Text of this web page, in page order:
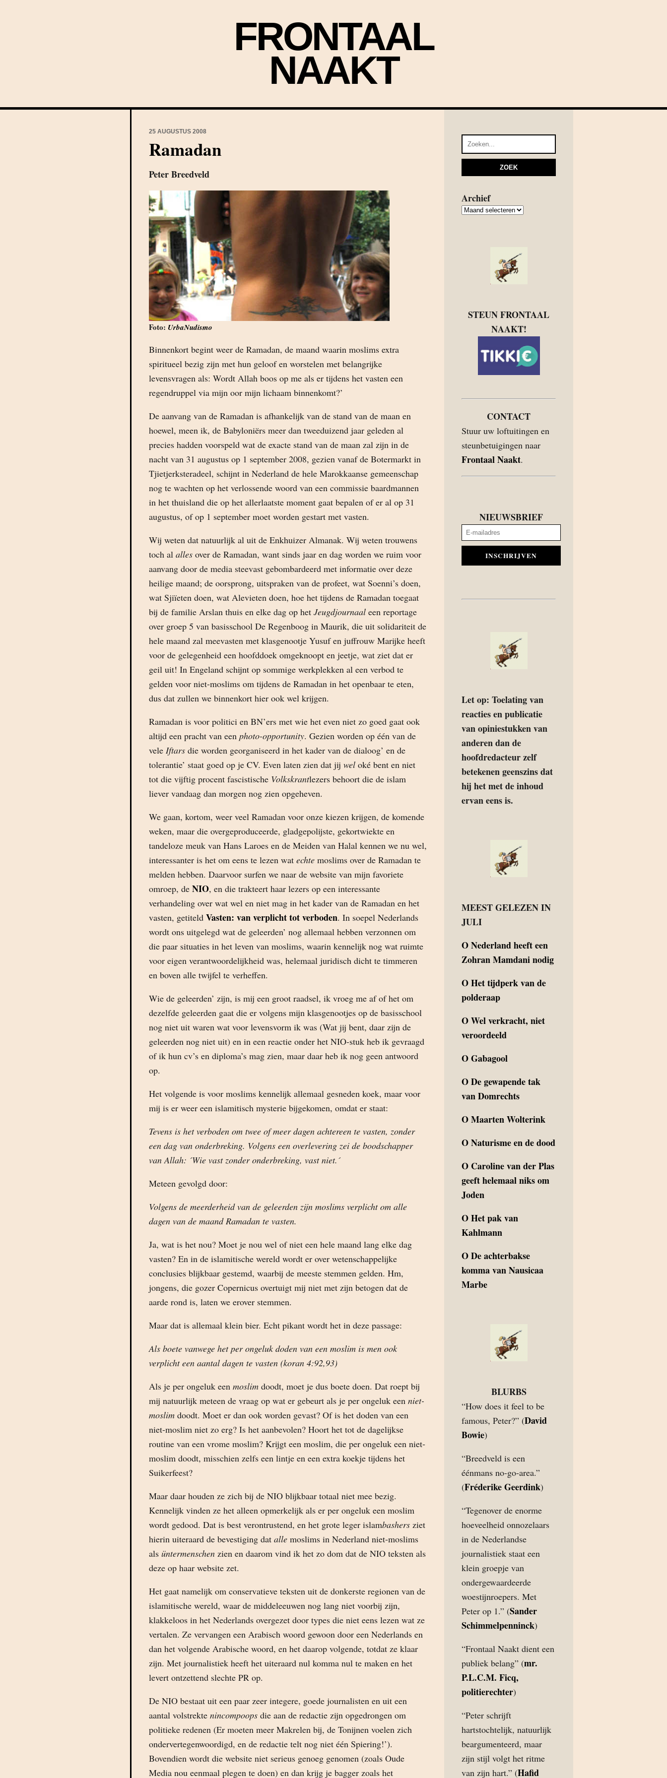
FRONTAAL
NAAKT
25 AUGUSTUS 2008
Ramadan
Peter Breedveld
Foto: UrbaNudismo
Binnenkort begint weer de Ramadan, de maand waarin moslims extra
spiritueel bezig zijn met hun geloof en worstelen met belangrijke
levensvragen als: Wordt Allah boos op me als er tijdens het vasten een
regendruppel via mijn oor mijn lichaam binnenkomt?’
De aanvang van de Ramadan is afhankelijk van de stand van de maan en
hoewel, meen ik, de Babyloniërs meer dan tweeduizend jaar geleden al
precies hadden voorspeld wat de exacte stand van de maan zal zijn in de
nacht van 31 augustus op 1 september 2008, gezien vanaf de Botermarkt in
Tjietjerksteradeel, schijnt in Nederland de hele Marokkaanse gemeenschap
nog te wachten op het verlossende woord van een commissie baardmannen
in het thuisland die op het allerlaatste moment gaat bepalen of er al op 31
augustus, of op 1 september moet worden gestart met vasten.
Wij weten dat natuurlijk al uit de Enkhuizer Almanak. Wij weten trouwens
toch al alles over de Ramadan, want sinds jaar en dag worden we ruim voor
aanvang door de media steevast gebombardeerd met informatie over deze
heilige maand; de oorsprong, uitspraken van de profeet, wat Soenni’s doen,
wat Sjiïeten doen, wat Alevieten doen, hoe het tijdens de Ramadan toegaat
bij de familie Arslan thuis en elke dag op het Jeugdjournaal een reportage
over groep 5 van basisschool De Regenboog in Maurik, die uit solidariteit de
hele maand zal meevasten met klasgenootje Yusuf en juffrouw Marijke heeft
voor de gelegenheid een hoofddoek omgeknoopt en jeetje, wat ziet dat er
geil uit! In Engeland schijnt op sommige werkplekken al een verbod te
gelden voor niet-moslims om tijdens de Ramadan in het openbaar te eten,
dus dat zullen we binnenkort hier ook wel krijgen.
Ramadan is voor politici en BN’ers met wie het even niet zo goed gaat ook
altijd een pracht van een photo-opportunity. Gezien worden op één van de
vele Iftars die worden georganiseerd in het kader van de dialoog’ en de
tolerantie’ staat goed op je CV. Even laten zien dat jij wel oké bent en niet
tot die vijftig procent fascistische Volkskrantlezers behoort die de islam
liever vandaag dan morgen nog zien opgeheven.
We gaan, kortom, weer veel Ramadan voor onze kiezen krijgen, de komende
weken, maar die overgeproduceerde, gladgepolijste, gekortwiekte en
tandeloze meuk van Hans Laroes en de Meiden van Halal kennen we nu wel,
interessanter is het om eens te lezen wat echte moslims over de Ramadan te
melden hebben. Daarvoor surfen we naar de website van mijn favoriete
omroep, de NIO, en die trakteert haar lezers op een interessante
verhandeling over wat wel en niet mag in het kader van de Ramadan en het
vasten, getiteld Vasten: van verplicht tot verboden. In soepel Nederlands
wordt ons uitgelegd wat de geleerden’ nog allemaal hebben verzonnen om
die paar situaties in het leven van moslims, waarin kennelijk nog wat ruimte
voor eigen verantwoordelijkheid was, helemaal juridisch dicht te timmeren
en boven alle twijfel te verheffen.
Wie de geleerden’ zijn, is mij een groot raadsel, ik vroeg me af of het om
dezelfde geleerden gaat die er volgens mijn klasgenootjes op de basisschool
nog niet uit waren wat voor levensvorm ik was (Wat jij bent, daar zijn de
geleerden nog niet uit) en in een reactie onder het NIO-stuk heb ik gevraagd
of ik hun cv’s en diploma’s mag zien, maar daar heb ik nog geen antwoord
op.
Het volgende is voor moslims kennelijk allemaal gesneden koek, maar voor
mij is er weer een islamitisch mysterie bijgekomen, omdat er staat:
Tevens is het verboden om twee of meer dagen achtereen te vasten, zonder
een dag van onderbreking. Volgens een overlevering zei de boodschapper
van Allah: ´Wie vast zonder onderbreking, vast niet.´
Meteen gevolgd door:
Volgens de meerderheid van de geleerden zijn moslims verplicht om alle
dagen van de maand Ramadan te vasten.
Ja, wat is het nou? Moet je nou wel of niet een hele maand lang elke dag
vasten? En in de islamitische wereld wordt er over wetenschappelijke
conclusies blijkbaar gestemd, waarbij de meeste stemmen gelden. Hm,
jongens, die gozer Copernicus overtuigt mij niet met zijn betogen dat de
aarde rond is, laten we erover stemmen.
Maar dat is allemaal klein bier. Echt pikant wordt het in deze passage:
Als boete vanwege het per ongeluk doden van een moslim is men ook
verplicht een aantal dagen te vasten (koran 4:92,93)
Als je per ongeluk een moslim doodt, moet je dus boete doen. Dat roept bij
mij natuurlijk meteen de vraag op wat er gebeurt als je per ongeluk een niet-
moslim doodt. Moet er dan ook worden gevast? Of is het doden van een
niet-moslim niet zo erg? Is het aanbevolen? Hoort het tot de dagelijkse
routine van een vrome moslim? Krijgt een moslim, die per ongeluk een niet-
moslim doodt, misschien zelfs een lintje en een extra koekje tijdens het
Suikerfeest?
Maar daar houden ze zich bij de NIO blijkbaar totaal niet mee bezig.
Kennelijk vinden ze het alleen opmerkelijk als er per ongeluk een moslim
wordt gedood. Dat is best verontrustend, en het grote leger islambashers ziet
hierin uiteraard de bevestiging dat alle moslims in Nederland niet-moslims
als üntermenschen zien en daarom vind ik het zo dom dat de NIO teksten als
deze op haar website zet.
Het gaat namelijk om conservatieve teksten uit de donkerste regionen van de
islamitische wereld, waar de middeleeuwen nog lang niet voorbij zijn,
klakkeloos in het Nederlands overgezet door types die niet eens lezen wat ze
vertalen. Ze vervangen een Arabisch woord gewoon door een Nederlands en
dan het volgende Arabische woord, en het daarop volgende, totdat ze klaar
zijn. Met journalistiek heeft het uiteraard nul komma nul te maken en het
levert ontzettend slechte PR op.
De NIO bestaat uit een paar zeer integere, goede journalisten en uit een
aantal volstrekte nincompoops die aan de redactie zijn opgedrongen om
politieke redenen (Er moeten meer Makrelen bij, de Tonijnen voelen zich
ondervertegenwoordigd, en de redactie telt nog niet één Spiering!’).
Bovendien wordt die website niet serieus genoeg genomen (zoals Oude
Media nou eenmaal plegen te doen) en dan krijg je bagger zoals het
Archief
Archief
STEUN FRONTAAL
NAAKT!
CONTACT
Stuur uw loftuitingen en
steunbetuigingen naar
Frontaal Naakt.
NIEUWSBRIEF
INSCHRIJVEN
Let op: Toelating van
reacties en publicatie
van opiniestukken van
anderen dan de
hoofdredacteur zelf
betekenen geenszins dat
hij het met de inhoud
ervan eens is.
MEEST GELEZEN IN
JULI
ONederland heeft een
Zohran Mamdani nodig
OHet tijdperk van de
polderaap
OWel verkracht, niet
veroordeeld
OGabagool
ODe gewapende tak
van Domrechts
OMaarten Wolterink
ONaturisme en de dood
O Caroline van der Plas
geeft helemaal niks om
Joden
OHet pak van
Kahlmann
ODe achterbakse
komma van Nausicaa
Marbe
BLURBS
“How does it feel to be
famous, Peter?” (David
Bowie)
“Breedveld is een
éénmans no-go-area.”
(Fréderike Geerdink)
“Tegenover de enorme
hoeveelheid onnozelaars
in de Nederlandse
journalistiek staat een
klein groepje van
ondergewaardeerde
woestijnroepers. Met
Peter op 1.” (Sander
Schimmelpenninck)
“Frontaal Naakt dient een
publiek belang” (mr.
P.L.C.M. Ficq,
politierechter)
“Peter schrijft
hartstochtelijk, natuurlijk
beargumenteerd, maar
zijn stijl volgt het ritme
van zijn hart.” (Hafid